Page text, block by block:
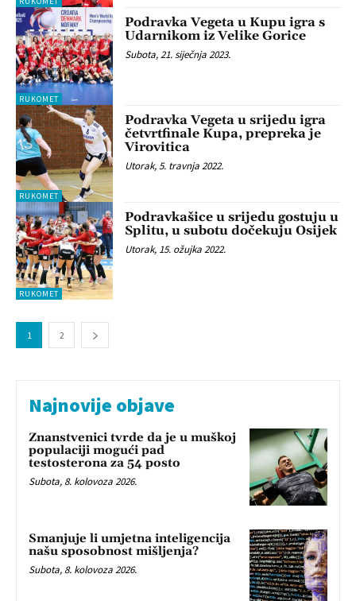
RUKOMET
Podravka Vegeta u Kupu igra s
Udarnikom iz Velike Gorice
Subota, 21. siječnja 2023.
RUKOMET
Podravka Vegeta u srijedu igra
četvrtfinale Kupa, prepreka je
Virovitica
Utorak, 5. travnja 2022.
RUKOMET
Podravkašice u srijedu gostuju u
Splitu, u subotu dočekuju Osijek
Utorak, 15. ožujka 2022.
1 2
Najnovije objave
Znanstvenici tvrde da je u muškoj
populaciji mogući pad
testosterona za 54 posto
Subota, 8. kolovoza 2026.
Smanjuje li umjetna inteligencija
našu sposobnost mišljenja?
Subota, 8. kolovoza 2026.